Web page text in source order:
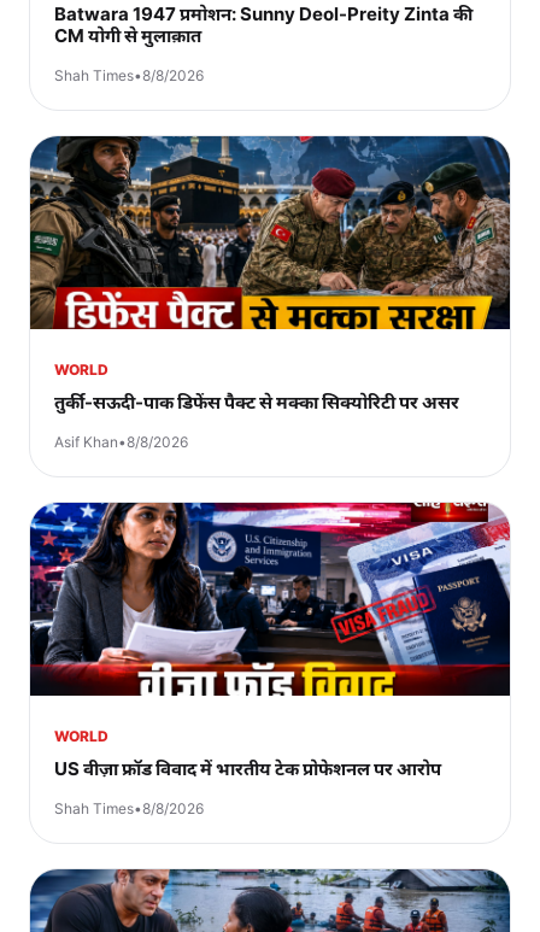
Batwara 1947 प्रमोशन: Sunny Deol-Preity Zinta की
CM योगी से मुलाक़ात
Shah Times•8/8/2026
WORLD
तुर्की-सऊदी-पाक डिफेंस पैक्ट से मक्का सिक्योरिटी पर असर
Asif Khan•8/8/2026
WORLD
US वीज़ा फ्रॉड विवाद में भारतीय टेक प्रोफेशनल पर आरोप
Shah Times•8/8/2026